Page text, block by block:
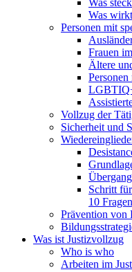
Was
Was
Personen mit
Frauen
Ältere
Vollzug der
Sicherheit und
Schritt
10
Prävention von
Was ist Justizvollzug
Who is who
Arbeiten im